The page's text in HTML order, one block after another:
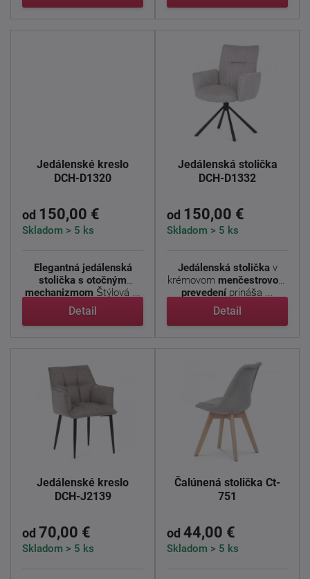
Jedálenské kreslo
DCH-D1320
od 150,00 €
Skladom > 5 ks
Elegantná jedálenská
stolička s otočným
mechanizmom Štýlová ...
Detail
Jedálenská stolička
DCH-D1332
od 150,00 €
Skladom > 5 ks
Jedálenská stoličkav
krémovom menčestrovom
prevedeníprináša ...
Detail
Jedálenské kreslo
DCH-J2139
od 70,00 €
Skladom > 5 ks
Čalúnená stolička Ct-
751
od 44,00 €
Skladom > 5 ks